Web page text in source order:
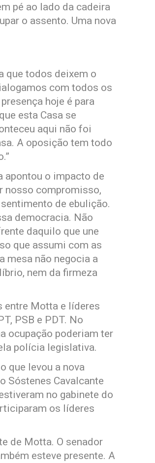
pé ao lado da cadeira
o assento. Uma nova
que todos deixem o
com todos os
hoje é para
esta Casa se
aqui não foi
A oposição tem todo
apontou o impacto de
nosso compromisso,
de ebulição.
democracia. Não
daquilo que une
que assumi com as
mesa não negocia a
nem da firmeza
entre Motta e líderes
PSB e PDT. No
ocupação poderiam ter
polícia legislativa.
que levou a nova
Sóstenes Cavalcante
no gabinete do
os líderes
de Motta. O senador
esteve presente. A